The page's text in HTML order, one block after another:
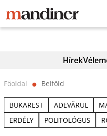
Hírek
Főoldal ⬤ Belföld
BUKAREST ADEVĂRUL
ERDÉLY
POLITOLÓGUS